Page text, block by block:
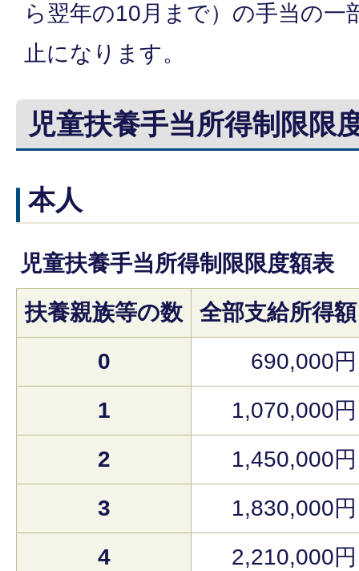
ら翌年の10月まで）の手当の一
止になります。
児童扶養手当所得制限限
本人
児童扶養手当所得制限限度額表
扶養親族等の数
全部支給所得額
0
690,000円
1
1,070,000円
2
1,450,000円
3
1,830,000円
4
2,210,000円